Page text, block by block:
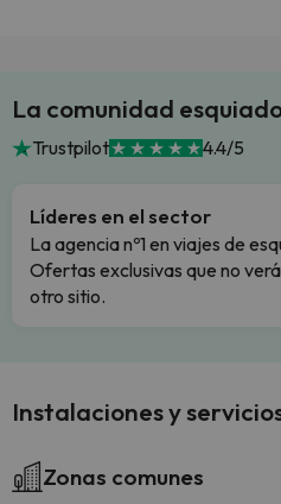
La comunidad
Trustpilot 4.4/5
Líderes en el sector
La agencia nº1 en viajes de
Ofertas exclusivas que no
otro sitio.
Instalaciones y
Zonas comunes